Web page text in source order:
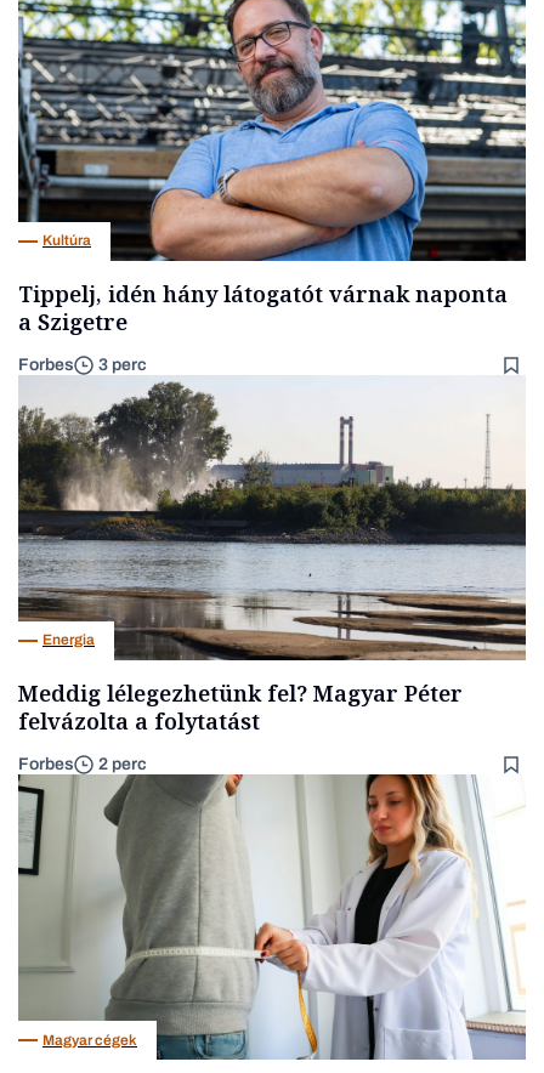
Kultúra
Tippelj, idén hány látogatót várnak naponta
a Szigetre
Forbes 3 perc
Energia
Meddig lélegezhetünk fel? Magyar Péter
felvázolta a folytatást
Forbes 2 perc
Magyar cégek